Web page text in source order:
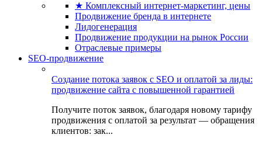
★ Комплексный интернет-маркетинг, цены
Продвижение бренда в интернете
Лидогенерация
Продвижение продукции на рынок России
Отраслевые примеры
SEO-продвижение
Создание потока заявок с SEO и оплатой за лиды:
продвижение сайта с повышенной гарантией
Получите поток заявок, благодаря новому тарифу
продвижения с оплатой за результат — обращения
клиентов: зак...